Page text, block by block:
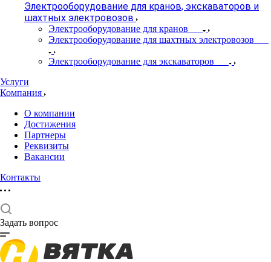
Электрооборудование для кранов, экскаваторов и
шахтных электровозов
Электрооборудование для кранов
Электрооборудование для шахтных электровозов
Электрооборудование для экскаваторов
Услуги
Компания
О компании
Достижения
Партнеры
Реквизиты
Вакансии
Контакты
Задать вопрос